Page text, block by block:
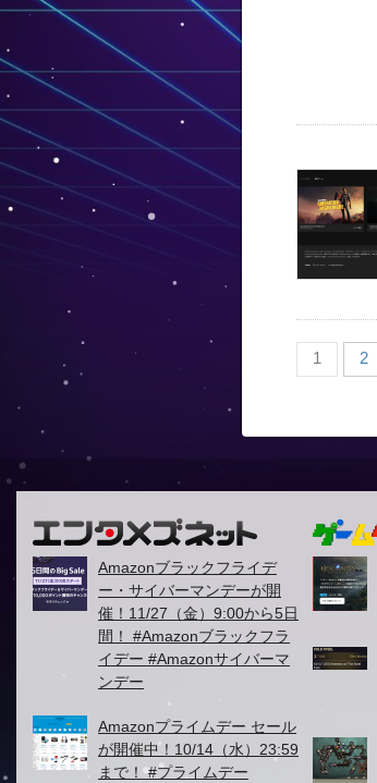
1 2
Amazonブラックフライデ
ー・サイバーマンデーが開
催！11/27（金）9:00から5日
間！ #Amazonブラックフラ
イデー #Amazonサイバーマ
ンデー
Amazonプライムデー セール
が開催中！10/14（水）23:59
まで！ #プライムデー